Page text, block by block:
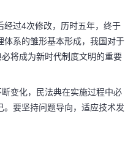
经过4次修改，历时五年，终于
系的雏形基本形成，我国对于
将成为新时代制度文明的重要
变化，民法典在实施过程中必
要坚持问题导向，适应技术发